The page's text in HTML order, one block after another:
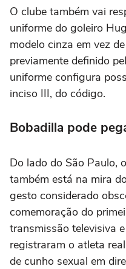
O clube também vai
uniforme do goleiro
modelo cinza em vez
previamente definido
uniforme configura
inciso III, do código.
Bobadilla pode
Do lado do São Paulo,
também está na mira
gesto considerado
comemoração do
transmissão televisiva
registraram o atleta
de cunho sexual em